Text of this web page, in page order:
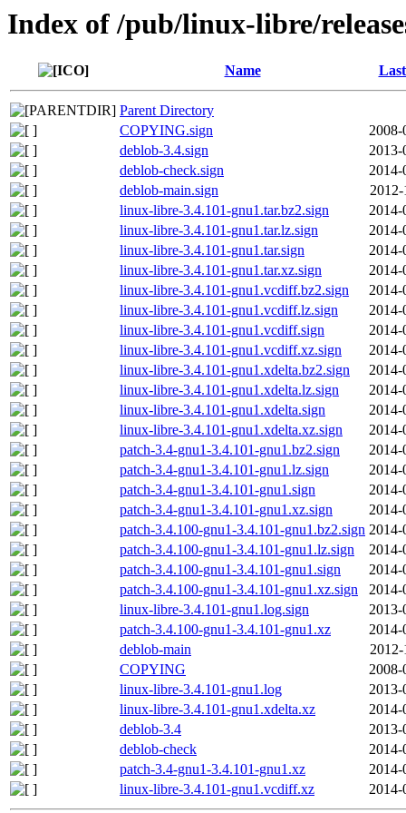
Index of /pub/linux-libre/
Name
Parent Directory
COPYING.sign
2008-
deblob-3.4.sign
2013-
deblob-check.sign
2014-
deblob-main.sign
2012-
linux-libre-3.4.101-gnu1.tar.bz2.sign
2014-
linux-libre-3.4.101-gnu1.tar.lz.sign
2014-
linux-libre-3.4.101-gnu1.tar.sign
2014-
linux-libre-3.4.101-gnu1.tar.xz.sign
2014-
linux-libre-3.4.101-gnu1.vcdiff.bz2.sign
2014-
linux-libre-3.4.101-gnu1.vcdiff.lz.sign
2014-
linux-libre-3.4.101-gnu1.vcdiff.sign
2014-
linux-libre-3.4.101-gnu1.vcdiff.xz.sign
2014-
linux-libre-3.4.101-gnu1.xdelta.bz2.sign
2014-
linux-libre-3.4.101-gnu1.xdelta.lz.sign
2014-
linux-libre-3.4.101-gnu1.xdelta.sign
2014-
linux-libre-3.4.101-gnu1.xdelta.xz.sign
2014-
patch-3.4-gnu1-3.4.101-gnu1.bz2.sign
2014-
patch-3.4-gnu1-3.4.101-gnu1.lz.sign
2014-
patch-3.4-gnu1-3.4.101-gnu1.sign
2014-
patch-3.4-gnu1-3.4.101-gnu1.xz.sign
2014-
patch-3.4.100-gnu1-3.4.101-gnu1.bz2.sign 2014-
patch-3.4.100-gnu1-3.4.101-gnu1.lz.sign
2014-
patch-3.4.100-gnu1-3.4.101-gnu1.sign
2014-
patch-3.4.100-gnu1-3.4.101-gnu1.xz.sign
2014-
linux-libre-3.4.101-gnu1.log.sign
2013-
patch-3.4.100-gnu1-3.4.101-gnu1.xz
2014-
deblob-main
2012-
COPYING
2008-
linux-libre-3.4.101-gnu1.log
2013-
linux-libre-3.4.101-gnu1.xdelta.xz
2014-
deblob-3.4
2013-
deblob-check
2014-
patch-3.4-gnu1-3.4.101-gnu1.xz
2014-
linux-libre-3.4.101-gnu1.vcdiff.xz
2014-